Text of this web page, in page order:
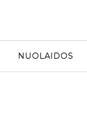
NUOLAIDOS